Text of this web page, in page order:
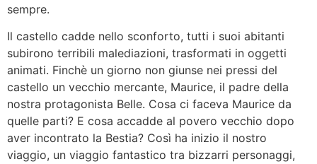
sempre.
Il castello cadde nello sconforto, tutti i suoi abitanti
subirono terribili malediazioni, trasformati in oggetti
animati. Finchè un giorno non giunse nei pressi del
castello un vecchio mercante, Maurice, il padre della
nostra protagonista Belle. Cosa ci faceva Maurice da
quelle parti? E cosa accadde al povero vecchio dopo
aver incontrato la Bestia? Così ha inizio il nostro
viaggio, un viaggio fantastico tra bizzarri personaggi,